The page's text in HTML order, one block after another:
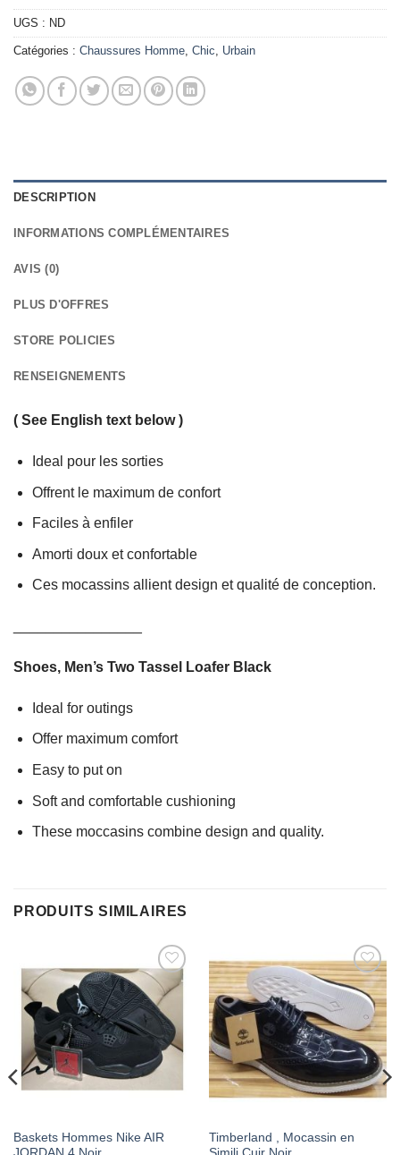
UGS : ND
Catégories : Chaussures Homme, Chic, Urbain
DESCRIPTION
INFORMATIONS COMPLÉMENTAIRES
AVIS (0)
PLUS D'OFFRES
STORE POLICIES
RENSEIGNEMENTS
( See English text below )
Ideal pour les sorties
Offrent le maximum de confort
Faciles à enfiler
Amorti doux et confortable
Ces mocassins allient design et qualité de conception.
Shoes, Men’s Two Tassel Loafer Black
Ideal for outings
Offer maximum comfort
Easy to put on
Soft and comfortable cushioning
These moccasins combine design and quality.
PRODUITS SIMILAIRES
AJOUTER
À MES
FAVORIS
Baskets Hommes Nike AIR
AJOUTER
À MES
FAVORIS
Timberland , Mocassin en